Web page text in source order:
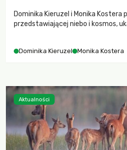
Dominika Kieruzel i Monika
przedstawiającej niebo i kosmos,
Dominika Kieruzel Monika Kostera
Aktualności